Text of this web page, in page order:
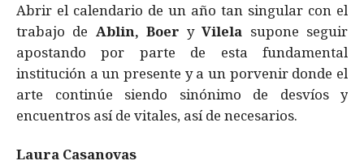
Abrir el calendario de un año tan singular con el
trabajo de Ablin, Boer yVilela supone seguir
apostando por parte de esta fundamental
institución a un presente y a un porvenir donde el
arte continúe siendo sinónimo de desvíos y
encuentros así de vitales, así de necesarios.
Laura Casanovas